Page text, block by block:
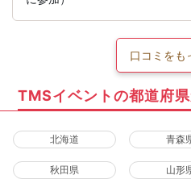
口コミをも
TMSイベントの都道府
北海道 青森
秋田県 山形